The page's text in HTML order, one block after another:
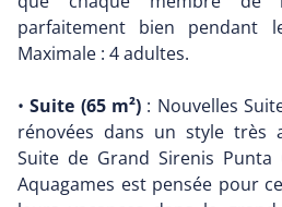
parfaitement bien pendant
Maximale : 4 adultes.
•Suite (65 m²) : Nouvelles
rénovées dans un style très
Suite de Grand Sirenis Punta
Aquagames est pensée pour